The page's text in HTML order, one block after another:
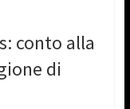
conto alla
di